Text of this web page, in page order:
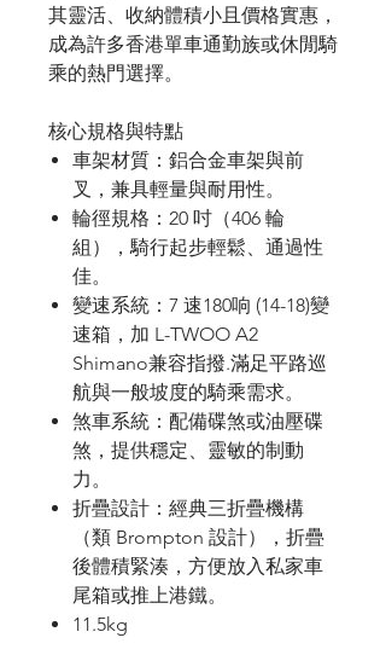
其靈活、收納體積小且價格實惠，
成為許多香港單車通勤族或休閒騎
乘的熱門選擇。
核心規格與特點
車架材質 ：鋁合金車架與前
叉，兼具輕量與耐用性。
輪徑規格 ： 20 吋（406 輪
組），騎行起步輕鬆、通過性
佳。
變速系統 ： 7 速180响 (14-18)變
速箱，加 L-TWOO A2
Shimano兼容指撥.滿足平路巡
航與一般坡度的騎乘需求。
煞車系統 ：配備碟煞或油壓碟
煞，提供穩定、靈敏的制動
力。
折疊設計 ：經典三折疊機構
（類 Brompton 設計），折疊
後體積緊湊，方便放入私家車
尾箱或推上港鐵。
11.5kg